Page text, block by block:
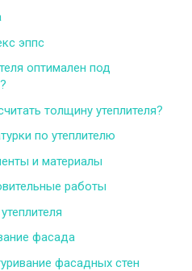
эппс
оптимален под
толщину утеплителя?
по утеплителю
и материалы
работы
фасада
фасадных стен